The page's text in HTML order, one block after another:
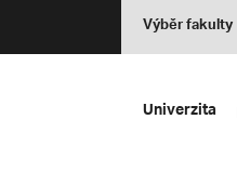
Výběr fakulty
Univerzita